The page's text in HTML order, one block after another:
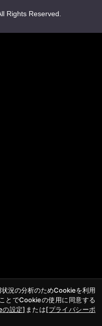
イブ
況の分析のためCookieを利用
とでCookieの使用に同意する
の設定] または[プライバシーポ